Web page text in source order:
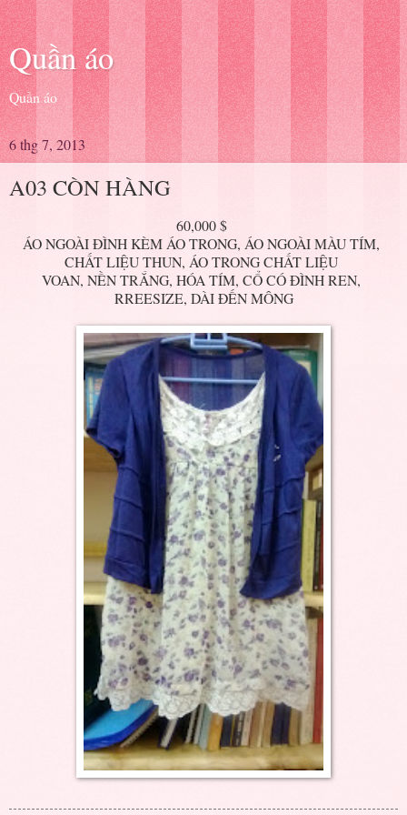
Quần áo
Quần áo
6 thg 7, 2013
A03 CÒN HÀNG
60,000 $
ÁO NGOÀI ĐÌNH KÈM ÁO TRONG, ÁO NGOÀI MÀU TÍM,
CHẤT LIỆU THUN, ÁO TRONG CHẤT LIỆU
VOAN, NỀN TRẮNG, HÓA TÍM, CỔ CÓ ĐÌNH REN,
RREESIZE, DÀI ĐẾN MÔNG